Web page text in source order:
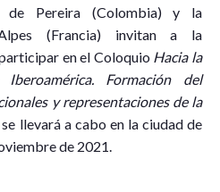
de Pereira (Colombia) y la
(Francia) invitan a la
en el Coloquio Hacia la
Formación del
y representaciones de la
se llevará a cabo en la ciudad de
de 2021.